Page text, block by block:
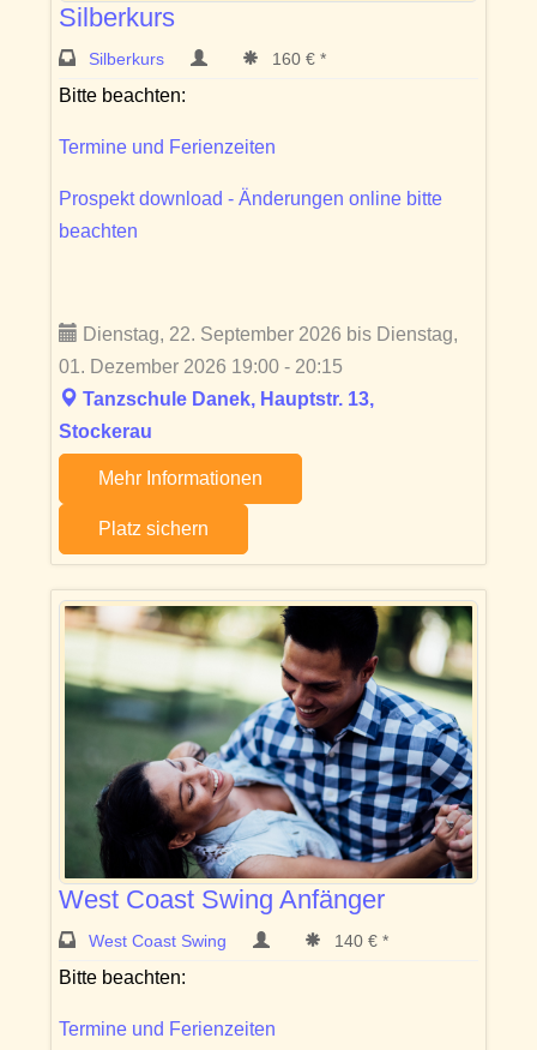
Silberkurs
Silberkurs 160 € *
Bitte beachten:
Termine und Ferienzeiten
Prospekt download - Änderungen online bitte
beachten
Dienstag, 22. September 2026 bis Dienstag,
01. Dezember 2026 19:00 - 20:15
Tanzschule Danek, Hauptstr. 13,
Stockerau
Mehr Informationen
Platz sichern
West Coast Swing Anfänger
West Coast Swing 140 € *
Bitte beachten:
Termine und Ferienzeiten